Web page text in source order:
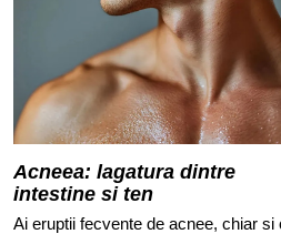
Acneea: lagatura dintre
intestine si ten
Ai eruptii fecvente de acnee, chiar si